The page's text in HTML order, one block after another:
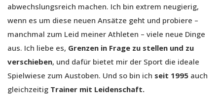
abwechslungsreich machen. Ich bin extrem neugierig,
wenn es um diese neuen Ansätze geht und probiere –
manchmal zum Leid meiner Athleten – viele neue Dinge
aus. Ich liebe es, Grenzen in Frage zu stellen und zu
verschieben, und dafür bietet mir der Sport die ideale
Spielwiese zum Austoben. Und so bin ich seit 1995 auch
gleichzeitig Trainer mit Leidenschaft.